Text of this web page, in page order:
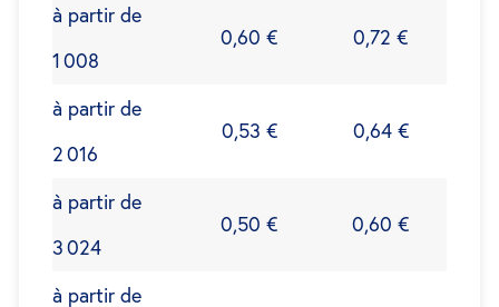
à partir de
1 008
0,60 € 0,72 €
à partir de
2 016
0,53 € 0,64 €
à partir de
3 024
0,50 € 0,60 €
à partir de